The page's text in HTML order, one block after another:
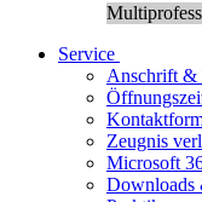
Service
Anschrift &
Zeugnis
Microsoft
Downloads